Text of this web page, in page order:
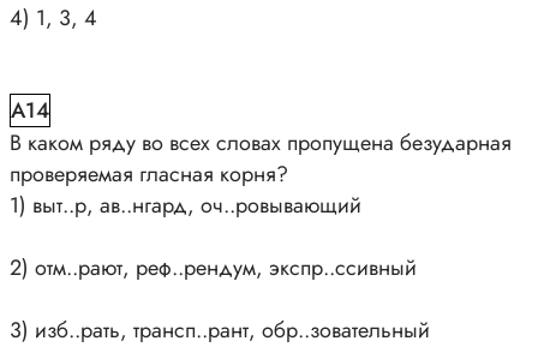
4) 1, 3, 4
A14
В каком ряду во всех словах пропущена безударная
проверяемая гласная корня?
1) выт..р, ав..нгард, оч..ровывающий
2) отм..рают, реф..рендум, экспр..ссивный
3) изб..рать, трансп..рант, обр..зовательный